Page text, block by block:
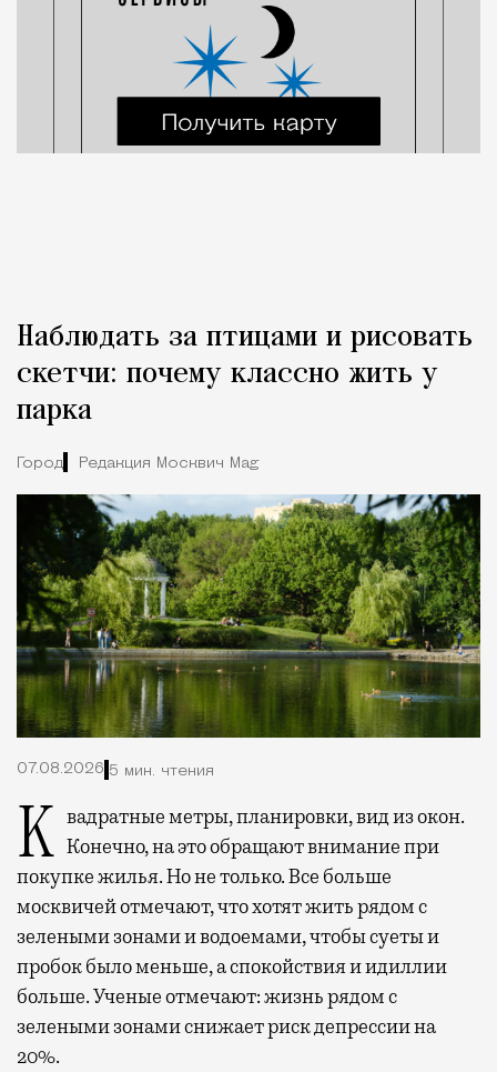
Наблюдать за птицами и рисовать
скетчи: почему классно жить у
парка
Город Редакция Москвич Mag
07.08.2026 5 мин. чтения
Квадратные метры, планировки, вид из окон. Конечно, на это обращают внимание при
покупке жилья. Но не только. Все больше
москвичей отмечают, что хотят жить рядом с
зелеными зонами и водоемами, чтобы суеты и
пробок было меньше, а спокойствия и идиллии
больше. Ученые отмечают: жизнь рядом с
зелеными зонами снижает риск депрессии на
20%.